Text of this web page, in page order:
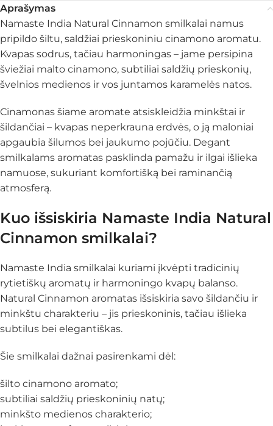
Aprašymas
Namaste India Natural Cinnamon smilkalai namus
pripildo šiltu, saldžiai prieskoniniu cinamono aromatu.
Kvapas sodrus, tačiau harmoningas – jame persipina
šviežiai malto cinamono, subtiliai saldžių prieskonių,
švelnios medienos ir vos juntamos karamelės natos.
Cinamonas šiame aromate atsiskleidžia minkštai ir
šildančiai – kvapas neperkrauna erdvės, o ją maloniai
apgaubia šilumos bei jaukumo pojūčiu. Degant
smilkalams aromatas pasklinda pamažu ir ilgai išlieka
namuose, sukuriant komfortišką bei raminančią
atmosferą.
Kuo išsiskiria Namaste India Natural
Cinnamon smilkalai?
Namaste India smilkalai kuriami įkvėpti tradicinių
rytietiškų aromatų ir harmoningo kvapų balanso.
Natural Cinnamon aromatas išsiskiria savo šildančiu ir
minkštu charakteriu – jis prieskoninis, tačiau išlieka
subtilus bei elegantiškas.
Šie smilkalai dažnai pasirenkami dėl:
šilto cinamono aromato;
subtiliai saldžių prieskoninių natų;
minkšto medienos charakterio;